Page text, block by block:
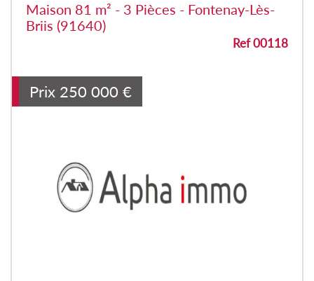
Maison 81 m² - 3 Pièces - Fontenay-Lès-
Briis (91640)
Ref 00118
Prix 250 000 €